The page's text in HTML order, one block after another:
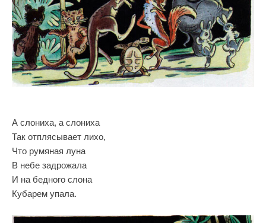
А слониха, а слониха
Так отплясывает лихо,
Что румяная луна
В небе задрожала
И на бедного слона
Кубарем упала.